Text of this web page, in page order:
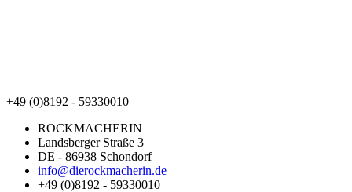
+49 (0)8192 - 59330010
ROCKMACHERIN
Landsberger Straße 3
DE - 86938 Schondorf
info@dierockmacherin.de
+49 (0)8192 - 59330010